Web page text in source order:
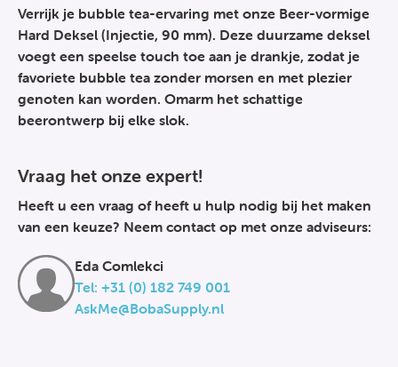
Verrijk je bubble tea-ervaring met onze Beer-vormige
Hard Deksel (Injectie, 90 mm). Deze duurzame deksel
voegt een speelse touch toe aan je drankje, zodat je
favoriete bubble tea zonder morsen en met plezier
genoten kan worden. Omarm het schattige
beerontwerp bij elke slok.
Vraag het onze expert!
Heeft u een vraag of heeft u hulp nodig bij het maken
van een keuze? Neem contact op met onze adviseurs:
Eda Comlekci
Tel: +31 (0) 182 749 001
AskMe@BobaSupply.nl